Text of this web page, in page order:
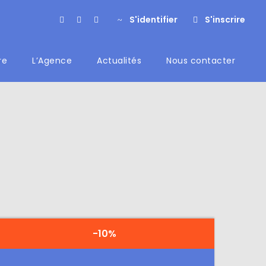
S'identifier S'inscrire
L’Agence Actualités Nous contacter
-10%